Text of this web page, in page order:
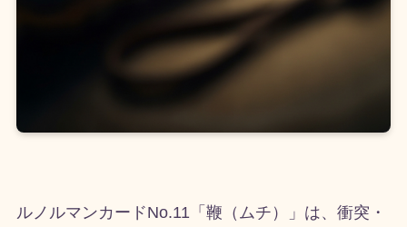
ルノルマンカードNo.11「鞭（ムチ）」は、衝突・